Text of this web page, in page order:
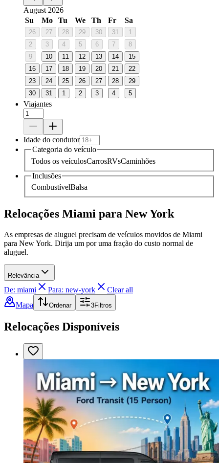
August 2026
Su
Mo Tu We Th Fr Sa
26 27 28 29 30 31
1
2
3 4 5 6 7
8
9
10 11 12 13 14
15
16
17 18 19 20 21
22
23
24 25 26 27 28
29
30
31 1 2 3 4 5
Viajantes
Idade do condutor
Categoria do veículo
Todos os veículosCarrosRVsCaminhões
Inclusões
CombustívelBalsa
Relocações Miami para New York
As empresas de aluguel precisam de veículos movidos de Miami
para New York. Dirija um por uma fração do custo normal de
aluguel.
Relevância
De: miami Para: new-york
Clear all
Mapa
Ordenar 3Filtros
Relocações Disponíveis